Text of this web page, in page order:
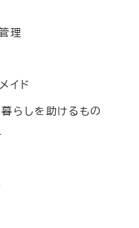
理
イド
らしを助けるもの